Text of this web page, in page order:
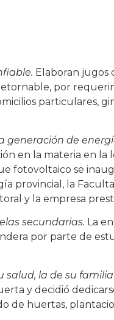
Elaboran jugos
por
particulares,
generación de
en la materia en la
fotovoltaico se
provincial, la
y la empresa
secundarias. La
por parte de
salud, la de su
y decidió
de huertas,